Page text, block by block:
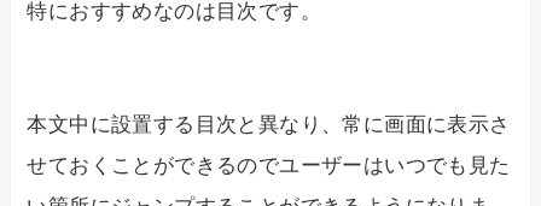
特におすすめなのは目次です。
本文中に設置する目次と異なり、常に画面に表示さ
せておくことができるのでユーザーはいつでも見た